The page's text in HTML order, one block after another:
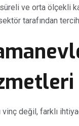
ve orta ölçekli
tarafından
değil, farklı